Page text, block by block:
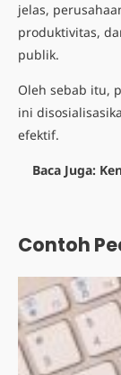
jelas,
produktivitas,
publik.
Oleh sebab itu,
ini
efektif.
Baca Juga:
Contoh